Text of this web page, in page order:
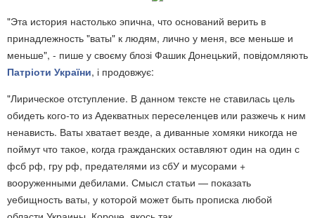
"Эта история настолько эпична, что оснований верить в
принадлежность "ваты" к людям, лично у меня, все меньше и
меньше", - пише у своєму блозі Фашик Донецький, повідомляють
Патріоти України, і продовжує:
"Лирическое отступление. В данном тексте не ставилась цель
обидеть кого-то из Адекватных переселенцев или разжечь к ним
ненависть. Ваты хватает везде, а диванные хомяки никогда не
поймут что такое, когда гражданских оставляют один на один с
фсб рф, гру рф, предателями из сбУ и мусорами +
вооруженными дебилами. Смысл статьи — показать
уебищность ваты, у которой может быть прописка любой